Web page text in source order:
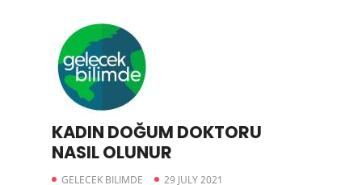
KADIN DOĞUM DOKTORU
NASIL OLUNUR
GELECEK BILIMDE 29 JULY 2021